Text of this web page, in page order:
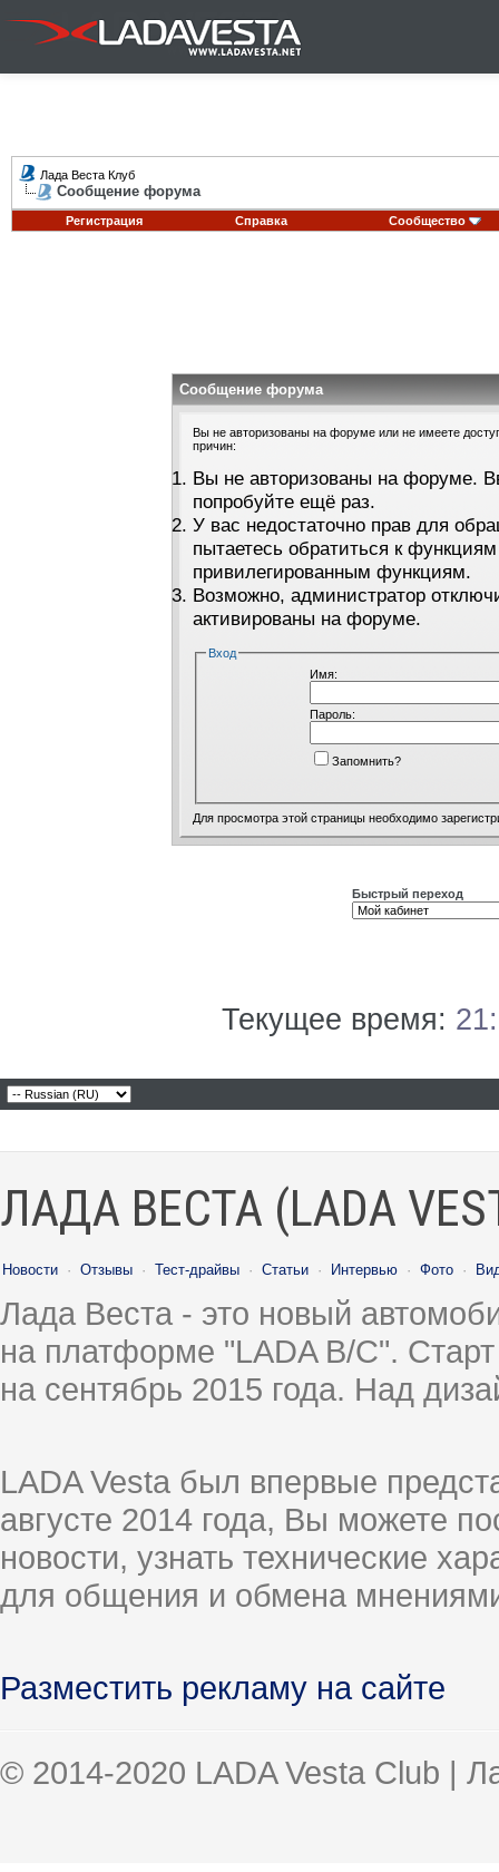
Лада Веста Клуб
Сообщение форума
Регистрация Справка Сообщество
Сообщение форума
Вы не авторизованы на форуме или не имеете
причин:
Вы не авторизованы на форуме.
попробуйте ещё раз.
У вас недостаточно прав для
пытаетесь обратиться к
привилегированным функциям.
Возможно, администратор
активированы на форуме.
Вход
Имя:
Пароль:
Запомнить?
Для просмотра этой страницы необходимо
Быстрый переход
Текущее время:
ЛАДА ВЕСТА (LADA
Новости · Отзывы · Тест-драйвы · Статьи · Интервью · Фото ·
Лада Веста - это новый
на платформе "LADA B/C".
на сентябрь 2015 года. Над
LADA Vesta был впервые
августе 2014 года, Вы можете
новости, узнать технические
для общения и обмена
Разместить рекламу на сайте
© 2014-2020 LADA Vesta Club |